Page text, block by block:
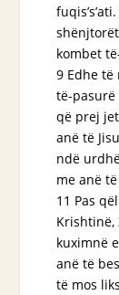
kombet
9 Edhe
të-
që prej
anë të
ndë
me anë
11 Pas
Krishtinë,
kuximnë
anë të
të mos